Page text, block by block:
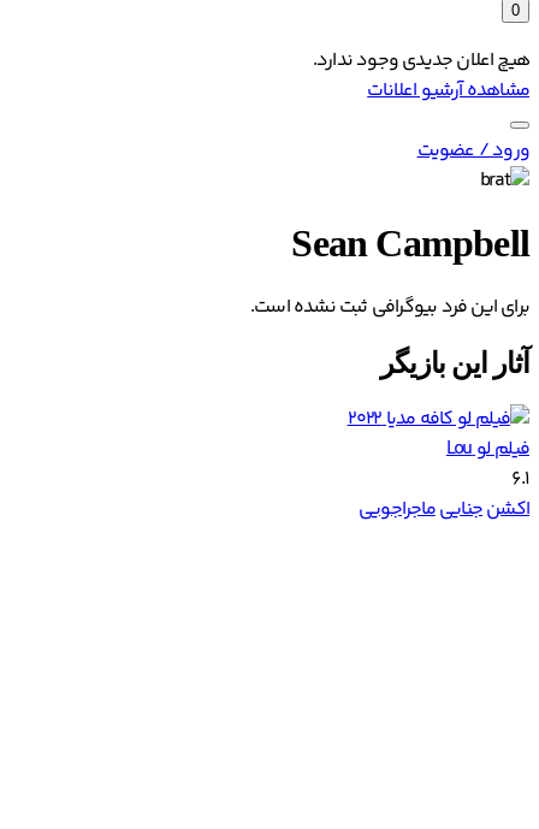
0
هیچ اعلان جدیدی وجود ندارد.
مشاهده آرشیو اعلانات
ورود / عضویت
Sean Campbell
برای این فرد بیوگرافی ثبت نشده است.
آثار این بازیگر
فیلم لو Lou
6.1
اکشنجناییماجراجویی